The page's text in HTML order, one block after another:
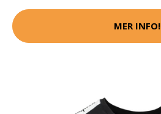
MER INFO!